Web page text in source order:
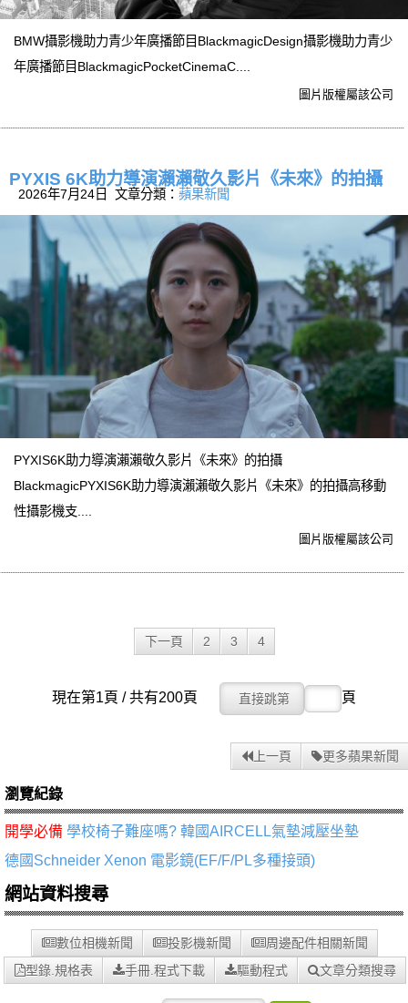
BMW攝影機助力青少年廣播節目BlackmagicDesign攝影機助力青少
年廣播節目BlackmagicPocketCinemaC....
圖片版權屬該公司
PYXIS 6K助力導演瀨瀨敬久影片《未來》的拍攝
2026年7月24日 文章分類： 蘋果新聞
PYXIS6K助力導演瀨瀨敬久影片《未來》的拍攝
BlackmagicPYXIS6K助力導演瀨瀨敬久影片《未來》的拍攝高移動
性攝影機支....
圖片版權屬該公司
下一頁 2 3 4
現在第1頁 / 共有200頁 頁
上一頁 更多蘋果新聞
瀏覽紀錄
開學必備 學校椅子難座嗎? 韓國AIRCELL氣墊減壓坐墊
德國Schneider Xenon 電影鏡(EF/F/PL多種接頭)
網站資料搜尋
數位相機新聞 投影機新聞
周邊配件相關新聞
型錄.規格表
手冊.程式下載 驅動程式 文章分類搜尋